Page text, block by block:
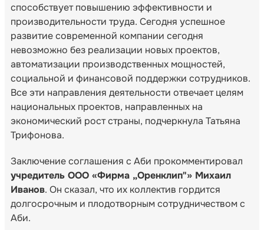
способствует повышению эффективности и
производительности труда. Сегодня успешное
развитие современной компании сегодня
невозможно без реализации новых проектов,
автоматизации производственных мощностей,
социальной и финансовой поддержки сотрудников.
Все эти направления деятельности отвечает целям
национальных проектов, направленных на
экономический рост страны, подчеркнула Татьяна
Трифонова.
Заключение соглашения с Аби прокомментировал
учредитель ООО «Фирма „Оренклип"» Михаил
Иванов. Он сказал, что их коллектив гордится
долгосрочным и плодотворным сотрудничеством с
Аби.